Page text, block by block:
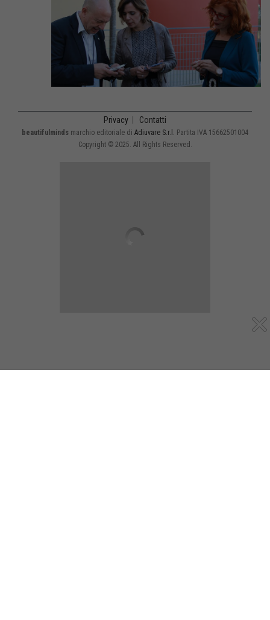
Privacy Contatti
beautifulminds marchio editoriale di Adiuvare S.r.l. Partita IVA 15662501004
Copyright © 2025. All Rights Reserved.